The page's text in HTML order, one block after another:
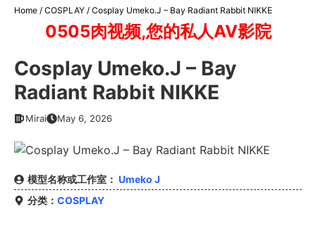
Home / COSPLAY / Cosplay Umeko.J – Bay Radiant Rabbit NIKKE
0505肉视频,您的私人AV影院
Cosplay Umeko.J – Bay
Radiant Rabbit NIKKE
Mirai May 6, 2026
模型名称或工作室： Umeko J
分类： COSPLAY